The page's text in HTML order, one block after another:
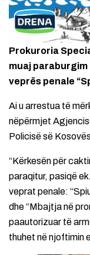
Prokuroria
muaj paraburgim
veprës penale
Ai u arrestua të
nëpërmjet
Policisë së
“Kërkesën për
paraqitur, pasiqë
veprat penale:
dhe “Mbajtja në
paautorizuar të
thuhet në njoftimin